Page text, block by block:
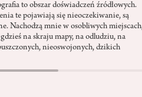
to obszar doświadczeń źródłowych.
te pojawiają się nieoczekiwanie, są
Nachodzą mnie w osobliwych
na skraju mapy, na odludziu, na
nieoswojonych, dzikich